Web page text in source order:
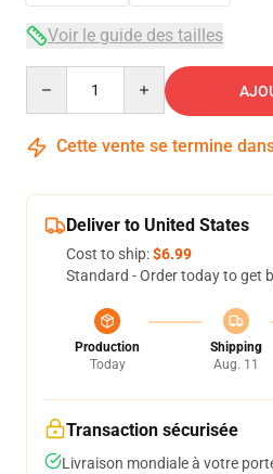
Voir le guide des tailles
Cette vente se termine
Deliver to United States
Cost to ship:$6.99
Standard - Order today to get
Production
Today
Shipping
Aug. 11
Transaction sécurisée
Livraison mondiale à votre